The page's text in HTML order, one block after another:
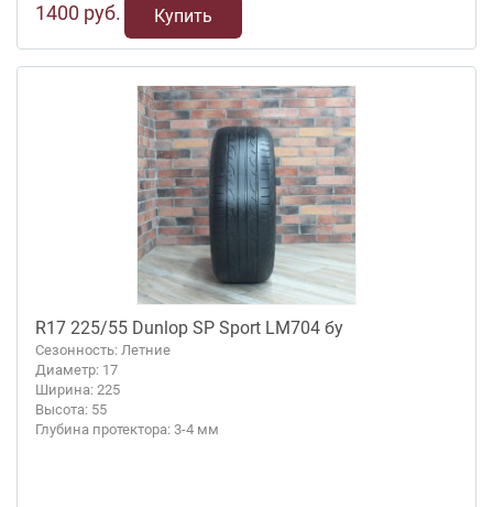
1400 руб. Купить
R17 225/55 Dunlop SP Sport LM704 бу
Сезонность: Летние
Диаметр: 17
Ширина: 225
Высота: 55
Глубина протектора: 3-4 мм